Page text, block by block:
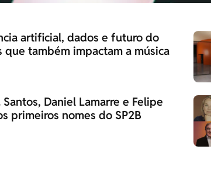
artificial, dados e futuro do
também impactam a música
Santos, Daniel Lamarre e Felipe
primeiros nomes do SP2B